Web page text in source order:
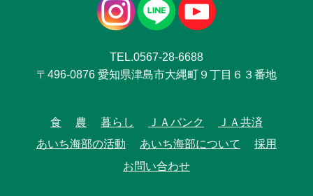
TEL.0567-28-6688
〒496-0876 愛知県津島市大縄町９丁目６３番地
食 農 暮らし ＪＡバンク
ＪＡ共済
あいち海部の活動
あいち海部について
採用
お問い合わせ